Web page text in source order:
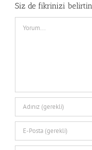
Siz de fikrinizi belirtin